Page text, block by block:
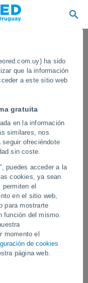
ha sido
que la información
a este sitio web
gratuita
en la información
similares, nos
ofreciéndote
sin coste.
puedes acceder a la
cookies, ya sean
el
en el sitio web,
para mostrarte
función del mismo.
momento el
de cookies
página web.
en
calles
metro de
en Kampala,
carreteras
y un drenaje